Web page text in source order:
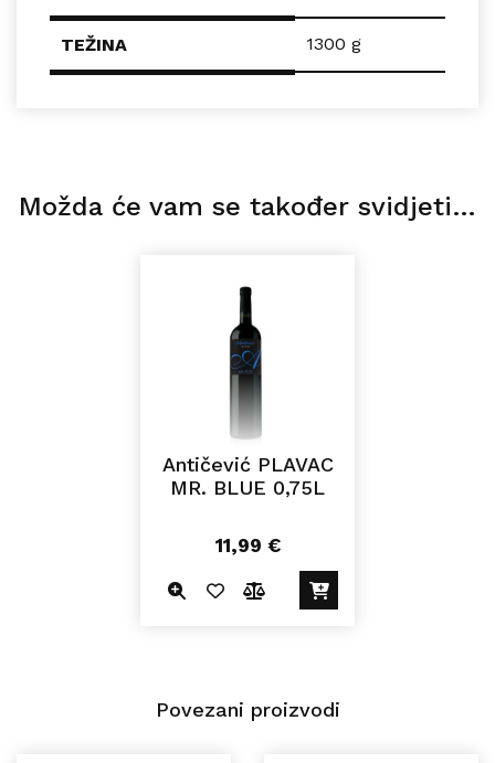
TEŽINA 1300 g
Možda će vam se također svidjeti…
Antičević PLAVAC
MR. BLUE 0,75L
11,99 €
Povezani proizvodi